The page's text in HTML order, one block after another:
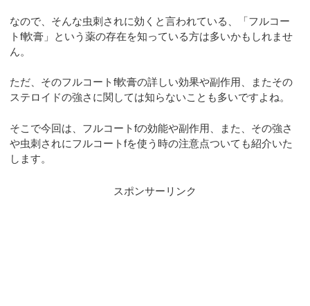
なので、そんな虫刺されに効くと言われている、「フルコー
トf軟膏」という薬の存在を知っている方は多いかもしれませ
ん。
ただ、そのフルコートf軟膏の詳しい効果や副作用、またその
ステロイドの強さに関しては知らないことも多いですよね。
そこで今回は、フルコートfの効能や副作用、また、その強さ
や虫刺されにフルコートfを使う時の注意点ついても紹介いた
します。
スポンサーリンク